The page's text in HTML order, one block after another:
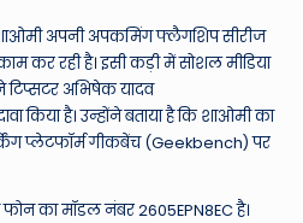
शाओमी अपनी अपकमिंग फ्लैगशिप सीरीज
कर रही है। इसी कड़ी में सोशल मीडिया
टिप्सटर अभिषेक यादव
किया है। उन्होंने बताया है कि शाओमी का
प्लेटफॉर्म गीकबेंच (Geekbench) पर
का मॉडल नंबर 2605EPN8EC है।